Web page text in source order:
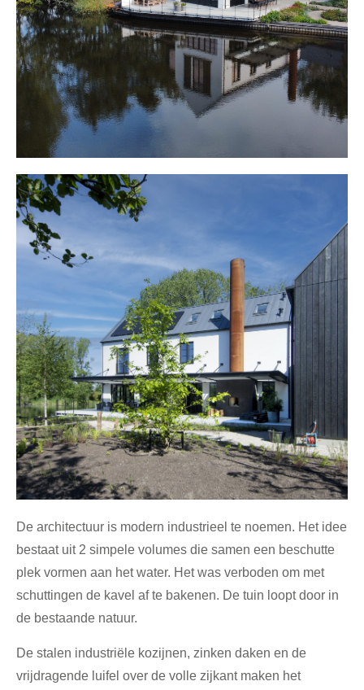
De architectuur is modern industrieel te noemen. Het idee
bestaat uit 2 simpele volumes die samen een beschutte
plek vormen aan het water. Het was verboden om met
schuttingen de kavel af te bakenen. De tuin loopt door in
de bestaande natuur.
De stalen industriële kozijnen, zinken daken en de
vrijdragende luifel over de volle zijkant maken het